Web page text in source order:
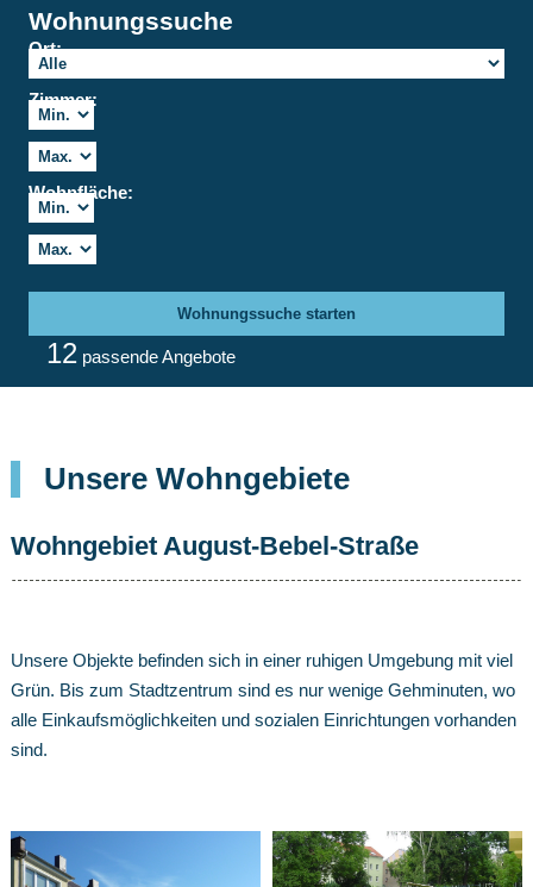
Wohnungssuche
Ort:
Zimmer:
Wohnfläche:
Wohnungssuche starten
12 passende Angebote
Unsere Wohngebiete
Wohngebiet August-Bebel-Straße
Unsere Objekte befinden sich in einer ruhigen Umgebung mit viel
Grün. Bis zum Stadtzentrum sind es nur wenige Gehminuten, wo
alle Einkaufsmöglichkeiten und sozialen Einrichtungen vorhanden
sind.